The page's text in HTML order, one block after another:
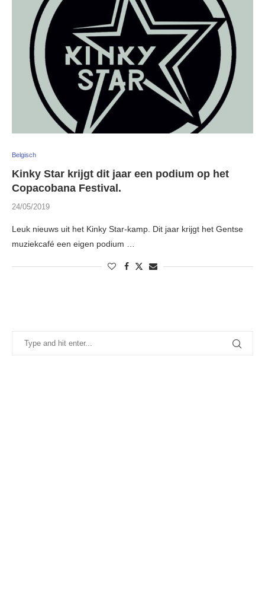
Belgisch
Kinky Star krijgt dit jaar een podium op het
Copacobana Festival.
24/05/2019
Leuk nieuws uit het Kinky Star-kamp. Dit jaar krijgt het Gentse
muziekcafé een eigen podium …